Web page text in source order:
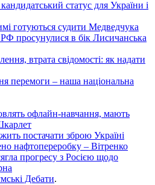
статус для України і
готуються судити Медведчука
просунулися в бік Лисичанська
втрата свідомості: як надати
перемоги – наша національна
офлайн-навчання, мають
постачати зброю Україні
нафтопереробку – Вітренко
прогресу з Росією щодо
Дебати.